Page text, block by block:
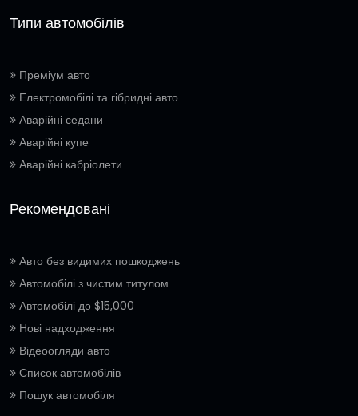
Типи автомобілів
Преміум авто
Електромобілі та гібридні авто
Аварійні седани
Аварійні купе
Аварійні кабріолети
Рекомендовані
Авто без видимих пошкоджень
Автомобілі з чистим титулом
Автомобілі до $15,000
Нові надходження
Відеоогляди авто
Список автомобілів
Пошук автомобіля